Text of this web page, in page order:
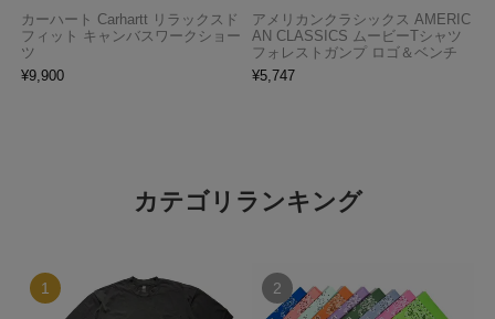
カーハート Carhartt リラックスド
フィット キャンバスワークショー
ツ
¥9,900
アメリカンクラシックス AMERIC
AN CLASSICS ムービーTシャツ
フォレストガンプ ロゴ＆ベンチ
¥5,747
カテゴリランキング